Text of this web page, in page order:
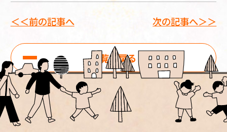
＜＜前の記事へ
一覧に戻る
次の記事へ＞＞